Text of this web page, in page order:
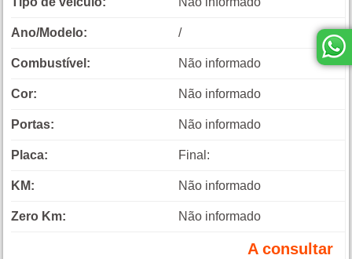
Ano/Modelo: /
Combustível: Não informado
Cor: Não informado
Portas: Não informado
Placa: Final:
KM: Não informado
Zero Km: Não informado
A consultar